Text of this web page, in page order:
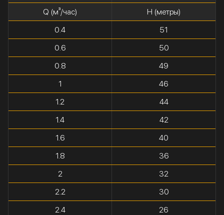
Q (м³/час)
H (метры)
0.4
51
0.6
50
0.8
49
1
46
1.2
44
1.4
42
1.6
40
1.8
36
2
32
2.2
30
2.4
26